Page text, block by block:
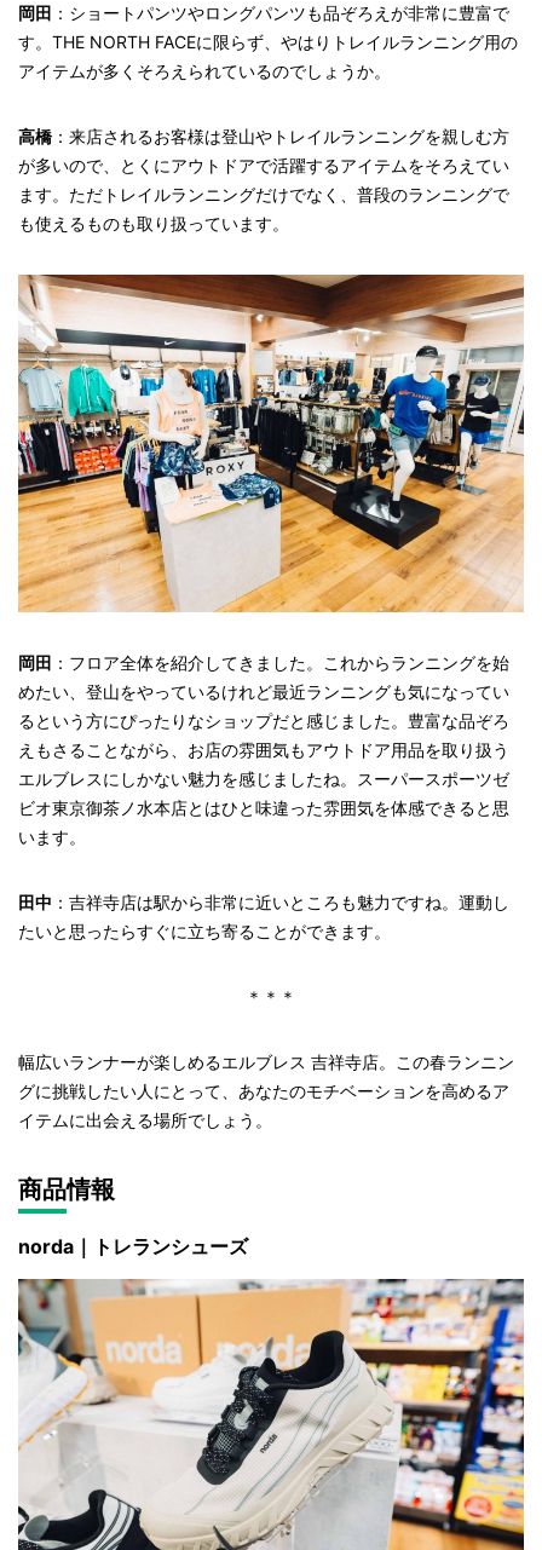
岡田 ：ショートパンツやロングパンツも品ぞろえが非常に豊富で
す。THE NORTH FACEに限らず、やはりトレイルランニング用の
アイテムが多くそろえられているのでしょうか。
高橋 ：来店されるお客様は登山やトレイルランニングを親しむ方
が多いので、とくにアウトドアで活躍するアイテムをそろえてい
ます。ただトレイルランニングだけでなく、普段のランニングで
も使えるものも取り扱っています。
岡田 ：フロア全体を紹介してきました。これからランニングを始
めたい、登山をやっているけれど最近ランニングも気になってい
るという方にぴったりなショップだと感じました。豊富な品ぞろ
えもさることながら、お店の雰囲気もアウトドア用品を取り扱う
エルブレスにしかない魅力を感じましたね。スーパースポーツゼ
ビオ東京御茶ノ水本店とはひと味違った雰囲気を体感できると思
います。
田中 ：吉祥寺店は駅から非常に近いところも魅力ですね。運動し
たいと思ったらすぐに立ち寄ることができます。
＊＊＊
幅広いランナーが楽しめるエルブレス 吉祥寺店。この春ランニン
グに挑戦したい人にとって、あなたのモチベーションを高めるア
イテムに出会える場所でしょう。
商品情報
norda｜トレランシューズ